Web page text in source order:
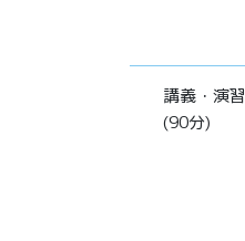
講義・演習
(90分)